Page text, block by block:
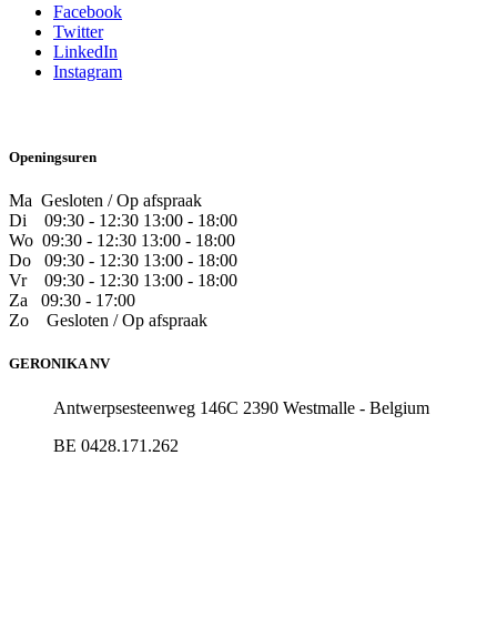
Facebook
Twitter
LinkedIn
Instagram
Openingsuren
Ma Gesloten / Op afspraak
Di 09:30 - 12:30 13:00 - 18:00
Wo 09:30 - 12:30 13:00 - 18:00
Do ​09:30 - 12:30 13:00 - 18:00
Vr ​09:30 - 12:30 13:00 - 18:00
Za 09:30 - 17:00
Zo
​Gesloten / Op afspraak
GERONIKA NV
Antwerpsesteenweg 146C 2390 Westmalle - Belgium
BE 0428.171.262